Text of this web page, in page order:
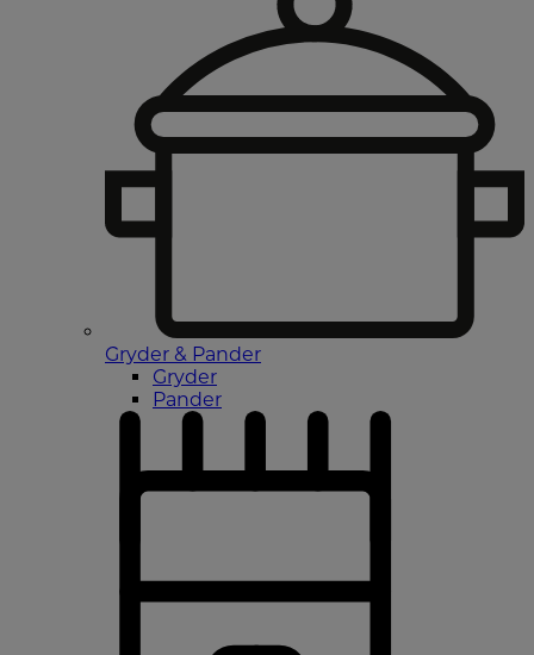
Gryder & Pander
Gryder
Pander